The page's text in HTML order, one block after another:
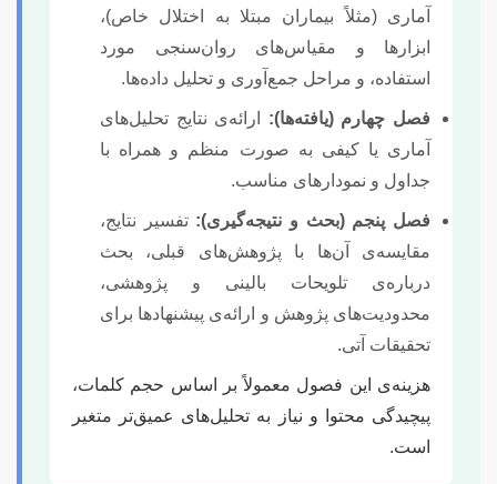
آماری (مثلاً بیماران مبتلا به اختلال خاص)،
ابزارها و مقیاس‌های روان‌سنجی مورد
استفاده، و مراحل جمع‌آوری و تحلیل داده‌ها.
فصل چهارم (یافته‌ها): ارائه‌ی نتایج تحلیل‌های
آماری یا کیفی به صورت منظم و همراه با
جداول و نمودارهای مناسب.
فصل پنجم (بحث و نتیجه‌گیری): تفسیر نتایج،
مقایسه‌ی آن‌ها با پژوهش‌های قبلی، بحث
درباره‌ی تلویحات بالینی و پژوهشی،
محدودیت‌های پژوهش و ارائه‌ی پیشنهادها برای
تحقیقات آتی.
هزینه‌ی این فصول معمولاً بر اساس حجم کلمات،
پیچیدگی محتوا و نیاز به تحلیل‌های عمیق‌تر متغیر
است.